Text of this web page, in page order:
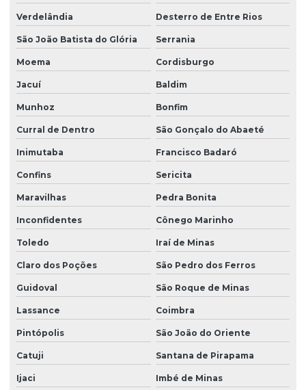
Verdelândia Desterro de Entre Rios
São João Batista do Glória Serrania
Moema Cordisburgo
Jacuí Baldim
Munhoz Bonfim
Curral de Dentro São Gonçalo do Abaeté
Inimutaba Francisco Badaró
Confins Sericita
Maravilhas Pedra Bonita
Inconfidentes Cônego Marinho
Toledo Iraí de Minas
Claro dos Poções São Pedro dos Ferros
Guidoval São Roque de Minas
Lassance Coimbra
Pintópolis São João do Oriente
Catuji Santana de Pirapama
Ijaci Imbé de Minas